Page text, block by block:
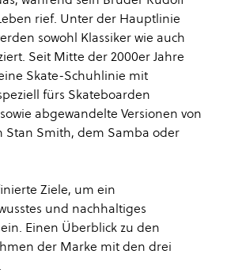
rief. Unter der Hauptlinie
sowohl Klassiker wie auch
Seit Mitte der 2000er Jahre
Skate-Schuhlinie mit
fürs Skateboarden
abgewandelte Versionen von
Stan Smith, dem Samba oder
Ziele, um ein
und nachhaltiges
Einen Überblick zu den
der Marke mit den drei